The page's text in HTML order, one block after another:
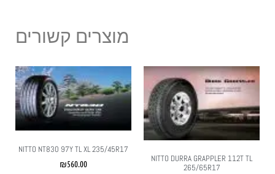
מוצרים קשורים
NITTO DURRA GRAPPLER 112T TL
265/65R17
NITTO NT830 97Y TL XL 235/45R17
₪560.00